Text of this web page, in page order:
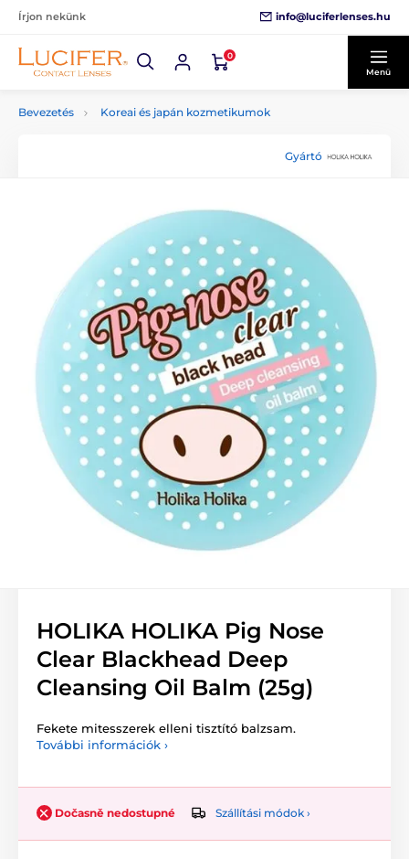
Írjon nekünk info@luciferlenses.hu
0
Menü
Bevezetés Koreai és japán kozmetikumok
Gyártó
HOLIKA HOLIKA Pig Nose
Clear Blackhead Deep
Cleansing Oil Balm (25g)
Fekete mitesszerek elleni tisztító balzsam.
További információk ›
Dočasně nedostupné Szállítási módok ›